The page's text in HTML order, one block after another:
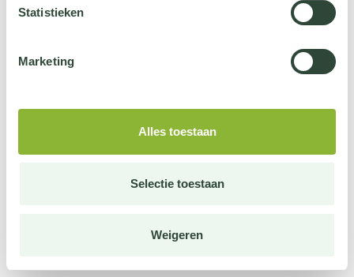
Statistieken
Marketing
Alles toestaan
Selectie toestaan
Weigeren